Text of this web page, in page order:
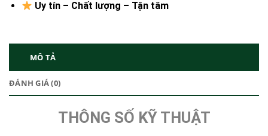
Uy tín – Chất lượng – Tận tâm
MÔ TẢ
ĐÁNH GIÁ (0)
THÔNG SỐ KỸ THUẬT